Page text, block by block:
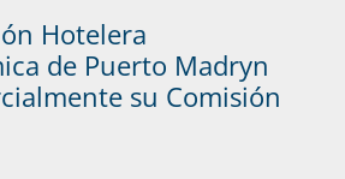
Hotelera
de Puerto Madryn
su Comisión